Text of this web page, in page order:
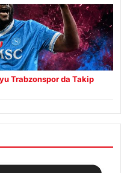
Trabzonspor da Takip